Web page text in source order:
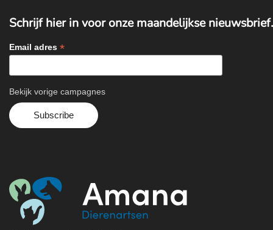
Schrijf hier in voor onze maandelijkse nieuwsbrief.
Email adres *
Bekijk vorige campagnes